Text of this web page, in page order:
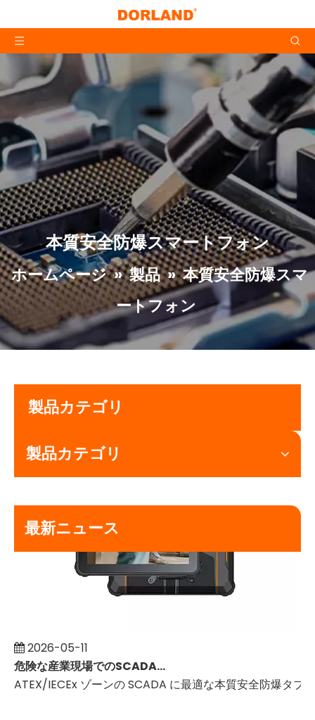
本質安全防爆スマートフォン
ホームページ »製品 »本質安全防爆スマ
ートフォン
製品カテゴリ
製品カテゴリ
最新ニュース
2026-05-11
ATEX/IECEx ゾーンの SCADA に最適な本質安全防爆タ